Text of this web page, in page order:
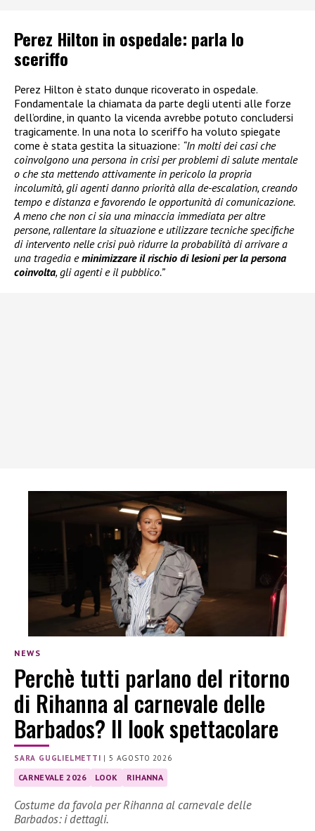
Perez Hilton in ospedale: parla lo
sceriffo
Perez Hilton è stato dunque ricoverato in ospedale.
Fondamentale la chiamata da parte degli utenti alle forze
dell’ordine, in quanto la vicenda avrebbe potuto concludersi
tragicamente. In una nota lo sceriffo ha voluto spiegate
come è stata gestita la situazione: “In molti dei casi che
coinvolgono una persona in crisi per problemi di salute mentale
o che sta mettendo attivamente in pericolo la propria
incolumità, gli agenti danno priorità alla de-escalation, creando
tempo e distanza e favorendo le opportunità di comunicazione.
A meno che non ci sia una minaccia immediata per altre
persone, rallentare la situazione e utilizzare tecniche specifiche
di intervento nelle crisi può ridurre la probabilità di arrivare a
una tragedia eminimizzare il rischio di lesioni per la persona
coinvolta, gli agenti e il pubblico.”
NEWS
Perchè tutti parlano del ritorno
di Rihanna al carnevale delle
Barbados? Il look spettacolare
SARA GUGLIELMETTI | 5 AGOSTO 2026
CARNEVALE 2026 LOOK RIHANNA
Costume da favola per Rihanna al carnevale delle
Barbados: i dettagli.